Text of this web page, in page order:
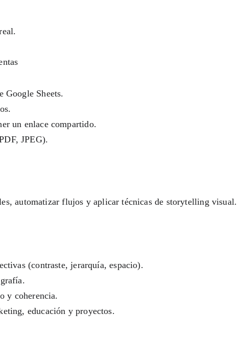
Google Sheets.
un enlace compartido.
JPEG).
automatizar flujos y aplicar técnicas de storytelling visual.
(contraste, jerarquía, espacio).
y coherencia.
educación y proyectos.